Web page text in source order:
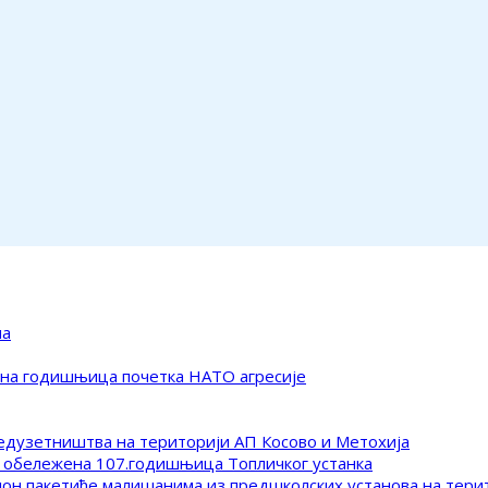
годишњица почетка НАТО агресије
на територији АП Косово и Метохија
107.годишњица Топличког устанка